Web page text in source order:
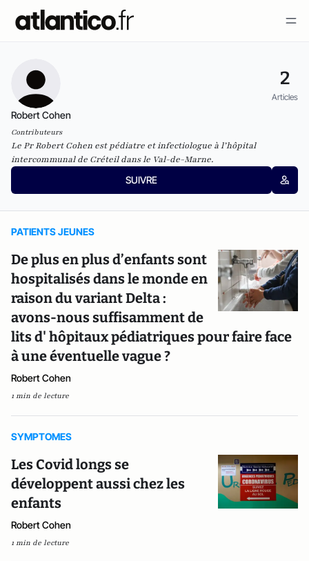
2
Articles
Robert Cohen
Contributeurs
Le Pr Robert Cohen est pédiatre et infectiologue à l’hôpital
intercommunal de Créteil dans le Val-de-Marne.
SUIVRE
PATIENTS JEUNES
De plus en plus d’enfants sont
hospitalisés dans le monde en
raison du variant Delta :
avons-nous suffisamment de
lits d' hôpitaux pédiatriques pour faire face
à une éventuelle vague ?
Robert Cohen
1 min de lecture
SYMPTOMES
Les Covid longs se
développent aussi chez les
enfants
Robert Cohen
1 min de lecture